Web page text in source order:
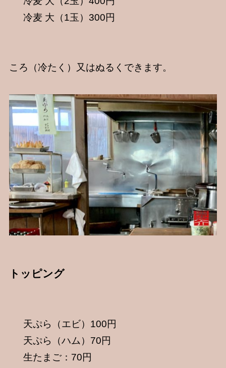
冷麦 大（1玉）300円
ころ（冷たく）又はぬるくできます。
トッピング
天ぷら（エビ）100円
天ぷら（ハム）70円
生たまご：70円